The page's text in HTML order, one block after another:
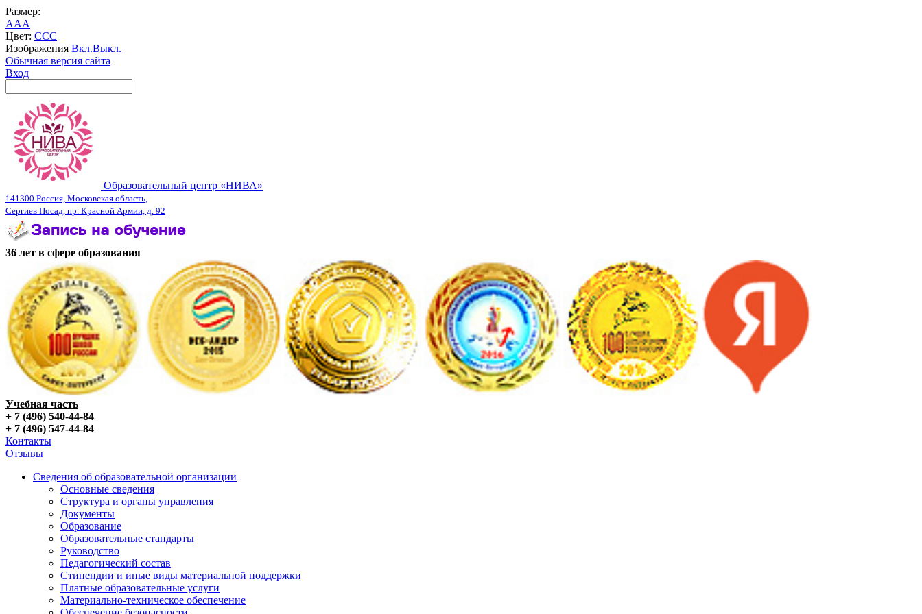
Размер:
AAA
Цвет: CCC
Изображения Вкл.Выкл.
Обычная версия сайта
Вход
Образовательный центр «НИВА»
141300 Россия, Московская область,
Сергиев Посад, пр. Красной Армии, д. 92
36 лет в сфере образования
Учебная часть
+ 7 (496) 540-44-84
+ 7 (496) 547-44-84
Контакты
Отзывы
Сведения об образовательной организации
Основные сведения
Структура и органы управления
Документы
Образование
Образовательные стандарты
Руководство
Педагогический состав
Стипендии и иные виды материальной поддержки
Платные образовательные услуги
Материально-техническое обеспечение